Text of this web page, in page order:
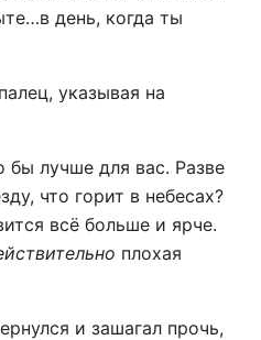
день, когда ты
указывая на
лучше для вас. Разве
что горит в небесах?
всё больше и ярче.
плохая
и зашагал прочь,